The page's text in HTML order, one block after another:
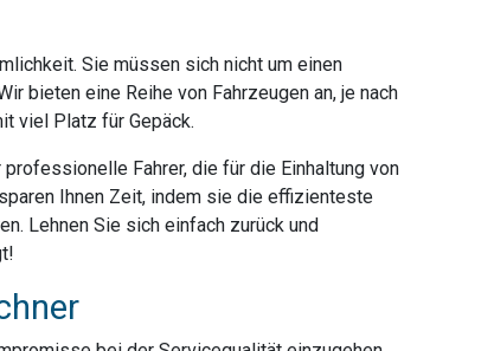
Sie müssen sich nicht um einen
bieten eine Reihe von Fahrzeugen an, je nach
viel Platz für Gepäck.
Fahrer, die für die Einhaltung von
Ihnen Zeit, indem sie die effizienteste
Lehnen Sie sich einfach zurück und